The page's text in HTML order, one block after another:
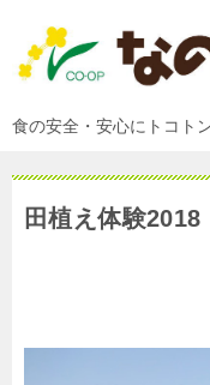
食の安全・安心にトコト
田植え体験2018